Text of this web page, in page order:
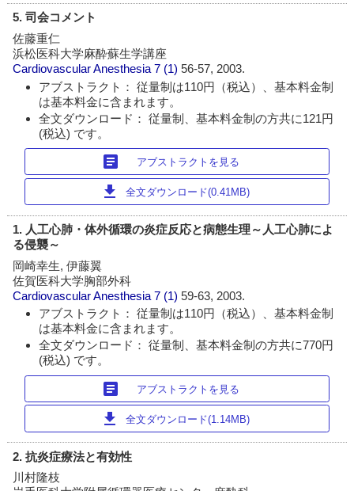
5. 司会コメント
佐藤重仁
浜松医科大学麻酔蘇生学講座
Cardiovascular Anesthesia 7 (1)56-57, 2003.
アブストラクト： 従量制は110円（税込）、基本料金制
は基本料金に含まれます。
全文ダウンロード： 従量制、基本料金制の方共に121円
(税込) です。
article アブストラクトを見る
download 全文ダウンロード(0.41MB)
1. 人工心肺・体外循環の炎症反応と病態生理～人工心肺によ
る侵襲～
岡崎幸生, 伊藤翼
佐賀医科大学胸部外科
Cardiovascular Anesthesia 7 (1)59-63, 2003.
アブストラクト： 従量制は110円（税込）、基本料金制
は基本料金に含まれます。
全文ダウンロード： 従量制、基本料金制の方共に770円
(税込) です。
article アブストラクトを見る
download 全文ダウンロード(1.14MB)
2. 抗炎症療法と有効性
川村隆枝